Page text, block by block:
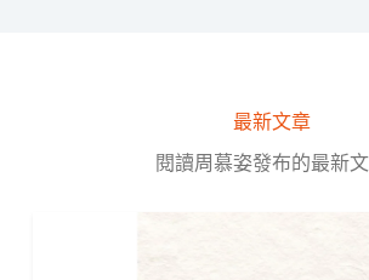
最新文章
閱讀周慕姿發布的最新